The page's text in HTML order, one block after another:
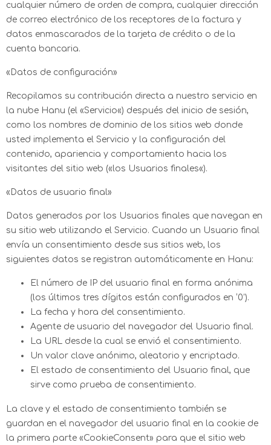
cualquier número de orden de compra, cualquier dirección
de correo electrónico de los receptores de la factura y
datos enmascarados de la tarjeta de crédito o de la
cuenta bancaria.
«Datos de configuración»
Recopilamos su contribución directa a nuestro servicio en
la nube Hanu (el «Servicio«) después del inicio de sesión,
como los nombres de dominio de los sitios web donde
usted implementa el Servicio y la configuración del
contenido, apariencia y comportamiento hacia los
visitantes del sitio web («los Usuarios finales«).
«Datos de usuario final»
Datos generados por los Usuarios finales que navegan en
su sitio web utilizando el Servicio. Cuando un Usuario final
envía un consentimiento desde sus sitios web, los
siguientes datos se registran automáticamente en Hanu:
El número de IP del usuario final en forma anónima
(los últimos tres dígitos están configurados en ‘0’).
La fecha y hora del consentimiento.
Agente de usuario del navegador del Usuario final.
La URL desde la cual se envió el consentimiento.
Un valor clave anónimo, aleatorio y encriptado.
El estado de consentimiento del Usuario final, que
sirve como prueba de consentimiento.
La clave y el estado de consentimiento también se
guardan en el navegador del usuario final en la cookie de
la primera parte «CookieConsent» para que el sitio web